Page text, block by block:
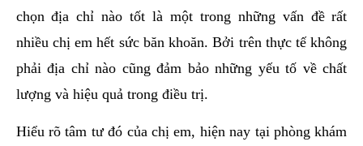
chọn địa chỉ nào tốt là một trong những vấn đề rất
nhiều chị em hết sức băn khoăn. Bởi trên thực tế không
phải địa chỉ nào cũng đảm bảo những yếu tố về chất
lượng và hiệu quả trong điều trị.
Hiểu rõ tâm tư đó của chị em, hiện nay tại phòng khám